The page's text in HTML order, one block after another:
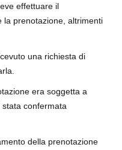
effettuare il
la prenotazione, altrimenti
una richiesta di
era soggetta a
confermata
della prenotazione